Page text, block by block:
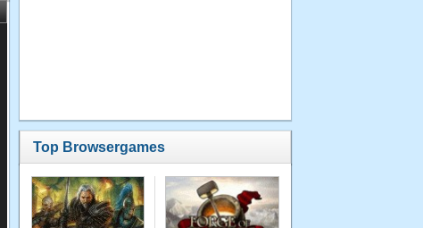
Top Browsergames